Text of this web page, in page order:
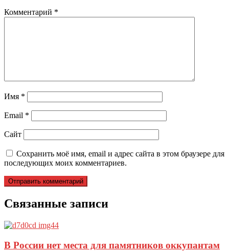
Комментарий *
Имя *
Email *
Сайт
Сохранить моё имя, email и адрес сайта в этом браузере для
последующих моих комментариев.
Связанные записи
В России нет места для памятников оккупантам